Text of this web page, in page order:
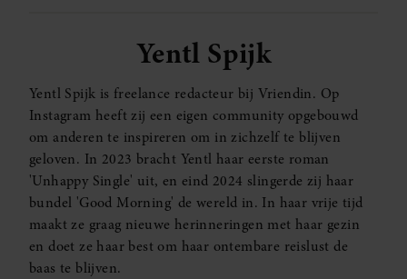
Yentl Spijk
Yentl Spijk is freelance redacteur bij Vriendin. Op
Instagram heeft zij een eigen community opgebouwd
om anderen te inspireren om in zichzelf te blijven
geloven. In 2023 bracht Yentl haar eerste roman
'Unhappy Single' uit, en eind 2024 slingerde zij haar
bundel 'Good Morning' de wereld in. In haar vrije tijd
maakt ze graag nieuwe herinneringen met haar gezin
en doet ze haar best om haar ontembare reislust de
baas te blijven.